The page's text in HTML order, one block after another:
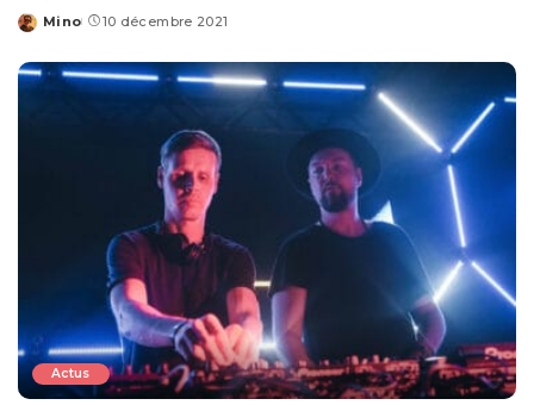
Posted
Mino 10 décembre 2021
Actus